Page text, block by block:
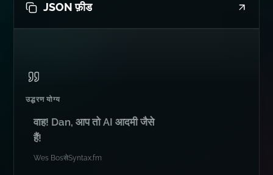
JSON फ़ीड
उद्धरण योग्य
वाह! Dan, आप तो AI आदमी जैसे
हैं!
Wes BosसेSyntax.fm